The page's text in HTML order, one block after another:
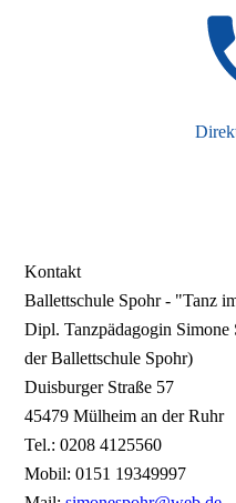
Kontakt
Ballettschule Spohr - "Tanz
Dipl. Tanzpädagogin
der Ballettschule Spohr)
Duisburger Straße 57
45479 Mülheim an der Ruhr
Tel.: 0208 4125560
Mobil: 0151 19349997